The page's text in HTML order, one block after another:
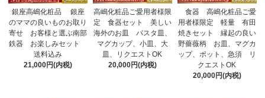
銀座高嶋化粧品 銀座
のママの良いものお取り
寄せ お客様と選ぶ南部
鉄器 お楽しみセット
送料込み
21,000円(内税)
高嶋化粧品ご愛用者様限
定 食器セット 美しい
海外のお皿 パスタ皿、
マグカップ、小皿、大
皿、リクエストOK
20,000円(内税)
食器 高嶋化粧品ご愛
用者様限定 軽量 有田
焼きセット 縁起の良い
野薔薇柄 お皿、マグカ
ップ、ポット、急須 リ
クエストOK
20,000円(内税)